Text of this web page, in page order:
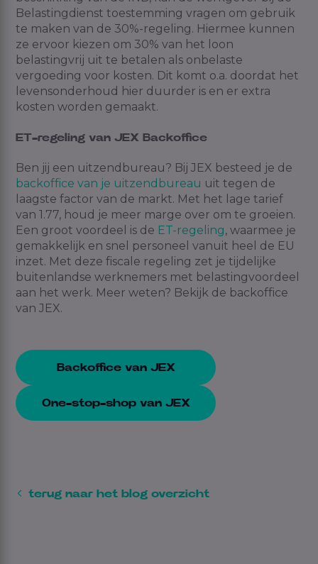
Belastingdienst toestemming vragen om gebruik
te maken van de 30%-regeling. Hiermee kunnen
ze ervoor kiezen om 30% van het loon
belastingvrij uit te betalen als onbelaste
vergoeding voor kosten. Dit komt o.a. doordat het
levensonderhoud hier duurder is en er extra
kosten worden gemaakt.
ET-regeling van JEX Backoffice
Ben jij een uitzendbureau? Bij JEX besteed je de
backoffice van je uitzendbureau uit tegen de
laagste factor van de markt. Met het lage tarief
van 1.77, houd je meer marge over om te groeien.
Een groot voordeel is de ET-regeling, waarmee je
gemakkelijk en snel personeel vanuit heel de EU
inzet. Met deze fiscale regeling zet je tijdelijke
buitenlandse werknemers met belastingvoordeel
aan het werk. Meer weten? Bekijk de backoffice
van JEX.
Backoffice van JEX
One-stop-shop van JEX
terug naar het blog overzicht